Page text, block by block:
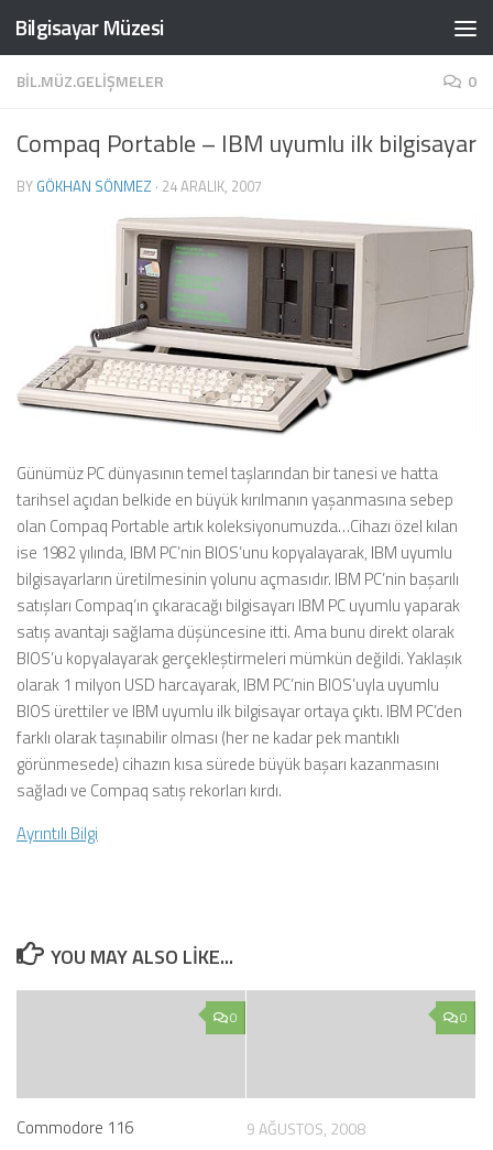
Skip to content
Bilgisayar Müzesi
BIL.MÜZ.GELIŞMELER 0
Compaq Portable – IBM uyumlu ilk bilgisayar
BY GÖKHAN SÖNMEZ · 24 ARALIK, 2007
Günümüz PC dünyasının temel taşlarından bir tanesi ve hatta
tarihsel açıdan belkide en büyük kırılmanın yaşanmasına sebep
olan Compaq Portable artık koleksiyonumuzda…Cihazı özel kılan
ise 1982 yılında, IBM PC’nin BIOS’unu kopyalayarak, IBM uyumlu
bilgisayarların üretilmesinin yolunu açmasıdır. IBM PC’nin başarılı
satışları Compaq’ın çıkaracağı bilgisayarı IBM PC uyumlu yaparak
satış avantajı sağlama düşüncesine itti. Ama bunu direkt olarak
BIOS’u kopyalayarak gerçekleştirmeleri mümkün değildi. Yaklaşık
olarak 1 milyon USD harcayarak, IBM PC’nin BIOS’uyla uyumlu
BIOS ürettiler ve IBM uyumlu ilk bilgisayar ortaya çıktı. IBM PC’den
farklı olarak taşınabilir olması (her ne kadar pek mantıklı
görünmesede) cihazın kısa sürede büyük başarı kazanmasını
sağladı ve Compaq satış rekorları kırdı.
Ayrıntılı Bilgi
YOU MAY ALSO LIKE...
0
Commodore 116
0
9 AĞUSTOS, 2008